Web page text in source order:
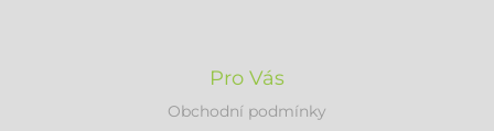
Pro Vás
Obchodní podmínky